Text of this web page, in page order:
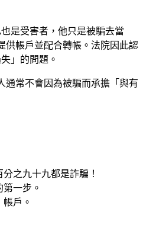
是受害者，他只是被騙去當
供帳戶並配合轉帳。法院因此認
」的問題。
通常不會因為被騙而承擔「與有
之九十九都是詐騙！
一步。
戶。